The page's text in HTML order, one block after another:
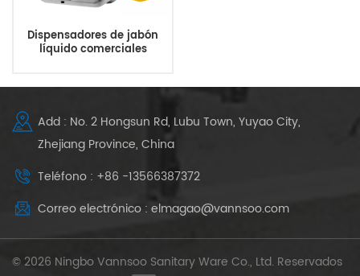
Dispensadores de jabón
líquido comerciales
Add : No. 2 Hongsun Rd, Lubu Town, Yuyao City,
Zhejiang Province, China
Teléfono : +86 -13566387372
Correo electrónico : elmagao@vannsoo.com
© 2026 Ningbo Vannsoo Sanitary Ware Co., Ltd. Reservados